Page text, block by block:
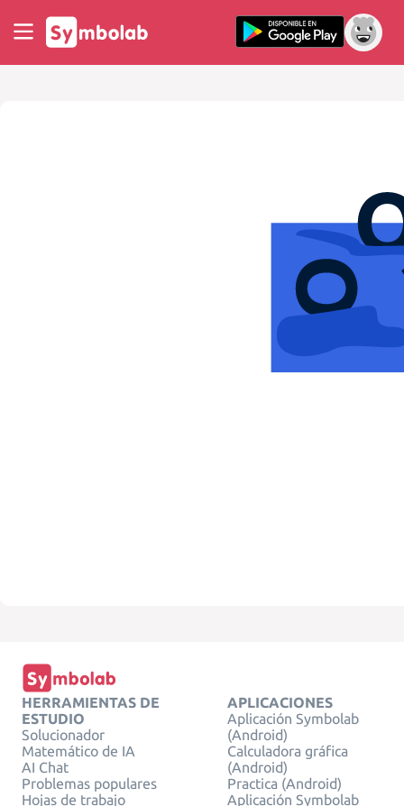
HERRAMIENTAS DE
ESTUDIO
Solucionador
Matemático de IA
AI Chat
Problemas populares
Hojas de trabajo
APLICACIONES
Aplicación Symbolab
(Android)
Calculadora gráfica
(Android)
Practica (Android)
Aplicación Symbolab